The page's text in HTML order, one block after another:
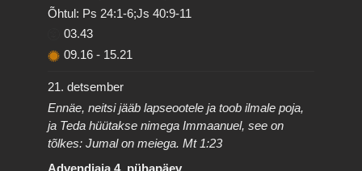
Õhtul: Ps 24:1-6;Js 40:9-11
03.43
09.16 - 15.21
21. detsember
Ennäe, neitsi jääb lapseootele ja toob ilmale poja,
ja Teda hüütakse nimega Immaanuel, see on
tõlkes: Jumal on meiega. Mt 1:23
Advendiaja 4. pühapäev